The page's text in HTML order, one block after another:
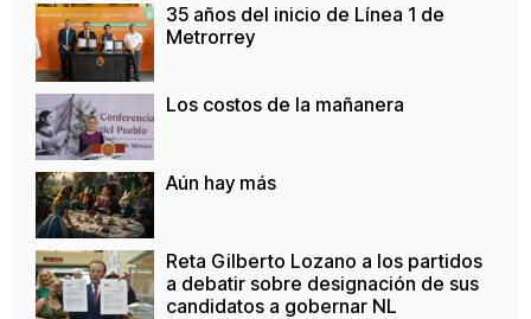
35 años del inicio de Línea 1 de
Metrorrey
Los costos de la mañanera
Aún hay más
Reta Gilberto Lozano a los partidos
a debatir sobre designación de sus
candidatos a gobernar NL